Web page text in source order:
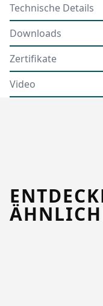
Technische Details
Downloads
Zertifikate
Video